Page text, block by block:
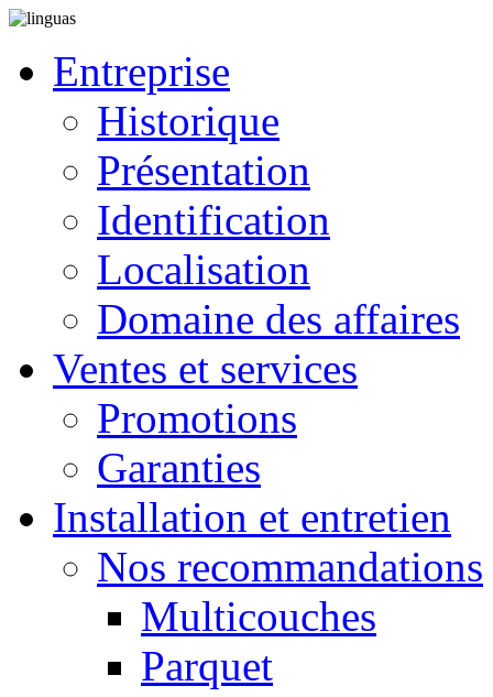
Entreprise
Historique
Présentation
Identification
Localisation
Domaine des affaires
Ventes et services
Promotions
Garanties
Installation et entretien
Nos recommandations
Multicouches
Parquet